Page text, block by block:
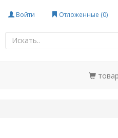
Войти Отложенные (0)